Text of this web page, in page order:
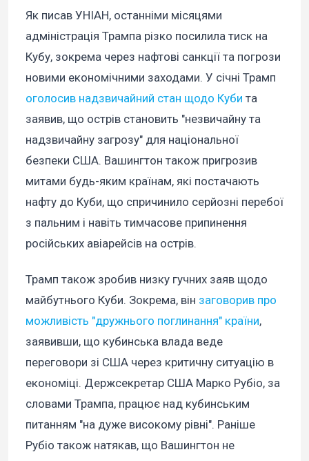
Як писав УНІАН, останніми місяцями
адміністрація Трампа різко посилила тиск на
Кубу, зокрема через нафтові санкції та погрози
новими економічними заходами. У січні Трамп
оголосив надзвичайний стан щодо Куби та
заявив, що острів становить "незвичайну та
надзвичайну загрозу" для національної
безпеки США. Вашингтон також пригрозив
митами будь-яким країнам, які постачають
нафту до Куби, що спричинило серйозні перебої
з пальним і навіть тимчасове припинення
російських авіарейсів на острів.
Трамп також зробив низку гучних заяв щодо
майбутнього Куби. Зокрема, він заговорив про
можливість "дружнього поглинання" країни,
заявивши, що кубинська влада веде
переговори зі США через критичну ситуацію в
економіці. Держсекретар США Марко Рубіо, за
словами Трампа, працює над кубинським
питанням "на дуже високому рівні". Раніше
Рубіо також натякав, що Вашингтон не